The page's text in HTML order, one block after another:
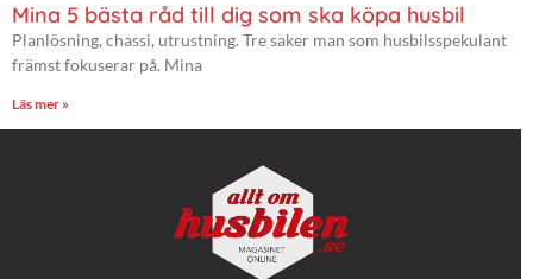
Mina 5 bästa råd till dig som ska köpa husbil
Planlösning, chassi, utrustning. Tre saker man som husbilsspekulant
främst fokuserar på. Mina
Läs mer »